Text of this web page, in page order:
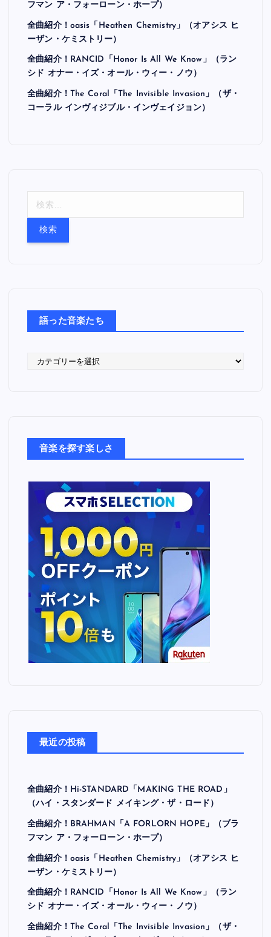
フマン ア・フォーローン・ホープ）
全曲紹介！oasis「Heathen Chemistry」（オアシス ヒ
ーザン・ケミストリー）
全曲紹介！RANCID「Honor Is All We Know」（ラン
シド オナー・イズ・オール・ウィー・ノウ）
全曲紹介！The Coral「The Invisible Invasion」（ザ・
コーラル インヴィジブル・インヴェイジョン）
語った音楽たち
音楽を探す楽しさ
最近の投稿
全曲紹介！Hi-STANDARD「MAKING THE ROAD」
（ハイ・スタンダード メイキング・ザ・ロード）
全曲紹介！BRAHMAN「A FORLORN HOPE」（ブラ
フマン ア・フォーローン・ホープ）
全曲紹介！oasis「Heathen Chemistry」（オアシス ヒ
ーザン・ケミストリー）
全曲紹介！RANCID「Honor Is All We Know」（ラン
シド オナー・イズ・オール・ウィー・ノウ）
全曲紹介！The Coral「The Invisible Invasion」（ザ・